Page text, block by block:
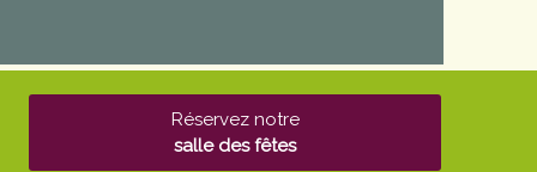
Réservez notre
salle des fêtes